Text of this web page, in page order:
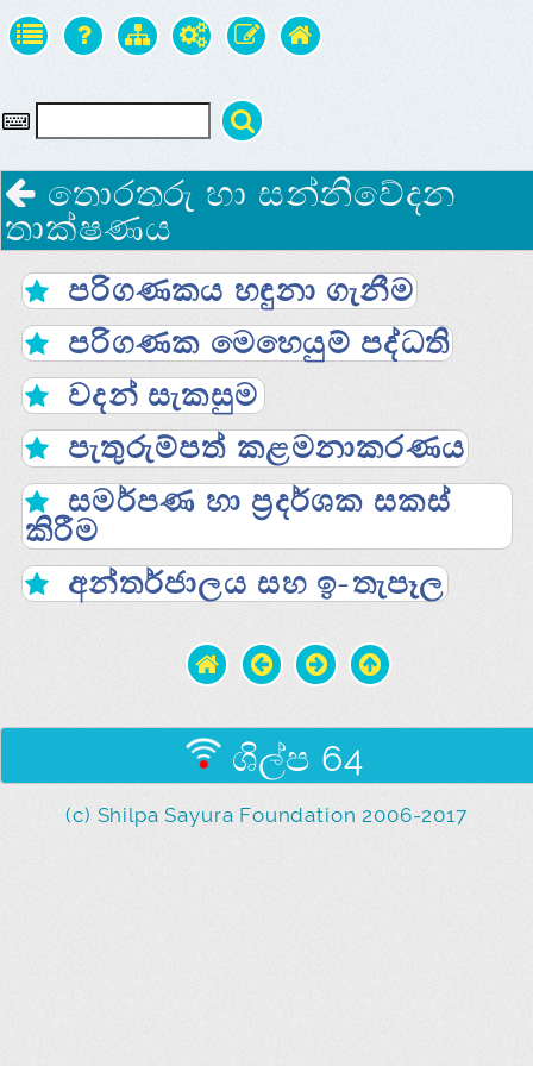
තොරතුරු හා සන්නිවේදන
තාක්ෂණය
පරිගණකය හඳුනා ගැනීම
පරිගණක මෙහෙයුම් පද්ධති
වදන් සැකසුම
පැතුරුම්පත් කළමනාකරණය
සමර්පණ හා ප්‍රදර්ශක සකස්
කිරීම
අන්තර්ජාලය සහ ඉ-තැපෑල
ශිල්ප 64
(c) Shilpa Sayura Foundation 2006-2017